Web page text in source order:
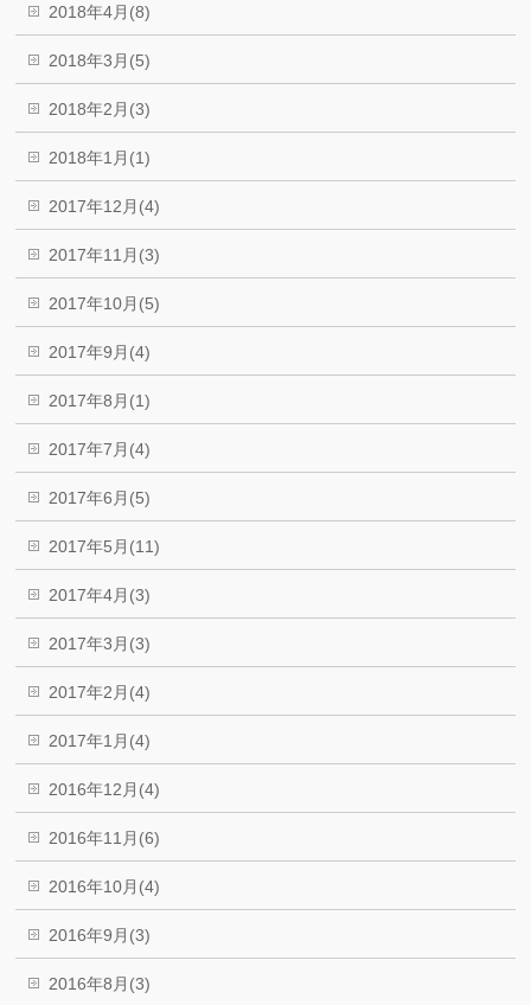
2018年4月(8)
2018年3月(5)
2018年2月(3)
2018年1月(1)
2017年12月(4)
2017年11月(3)
2017年10月(5)
2017年9月(4)
2017年8月(1)
2017年7月(4)
2017年6月(5)
2017年5月(11)
2017年4月(3)
2017年3月(3)
2017年2月(4)
2017年1月(4)
2016年12月(4)
2016年11月(6)
2016年10月(4)
2016年9月(3)
2016年8月(3)